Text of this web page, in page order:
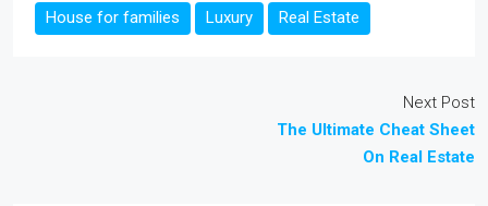
House for families
Luxury Real Estate
Next Post
The Ultimate Cheat Sheet
On Real Estate